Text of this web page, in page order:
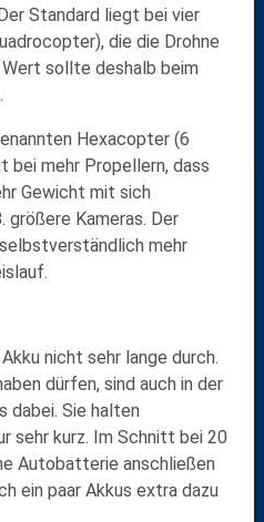
Standard liegt bei vier
die die Drohne
sollte deshalb beim
Hexacopter (6
bei mehr Propellern, dass
Gewicht mit sich
größere Kameras. Der
mehr
nicht sehr lange durch.
dürfen, sind auch in der
dabei. Sie halten
sehr kurz. Im Schnitt bei 20
Autobatterie anschließen
ein paar Akkus extra dazu